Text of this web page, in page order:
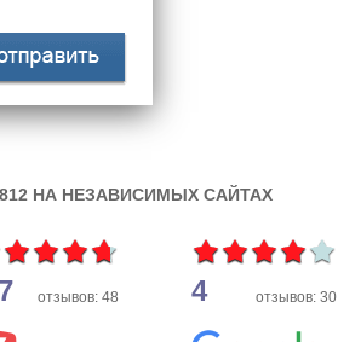
НА НЕЗАВИСИМЫХ САЙТАХ
отзывов: 48 4 отзывов: 30